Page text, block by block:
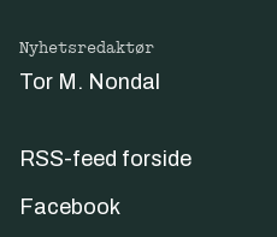
Nyhetsredaktør
Tor M. Nondal
RSS-feed forside
Facebook